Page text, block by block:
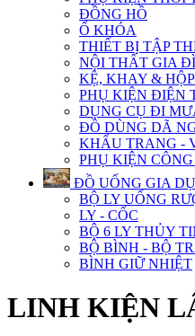
ĐỒNG HỒ
Ổ KHÓA
THIẾT BỊ TẬP
NỘI THẤT GIA
KỆ, KHAY &
PHỤ KIỆN ĐIỆN
DỤNG CỤ ĐI
ĐỒ DÙNG DÃ
KHẨU TRANG -
PHỤ KIỆN
ĐỒ UỐNG GIA
BỘ LY UỐNG
LY - CỐC
BỘ 6 LY THỦY
BỘ BÌNH - BỘ
BÌNH GIỮ NHIỆT
LINH KIỆN